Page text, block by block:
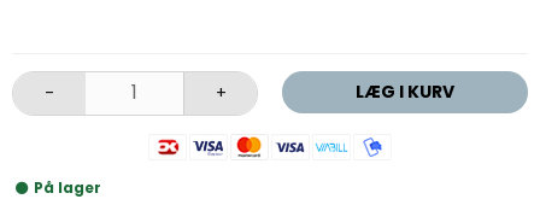
- + LÆG I KURV
På lager